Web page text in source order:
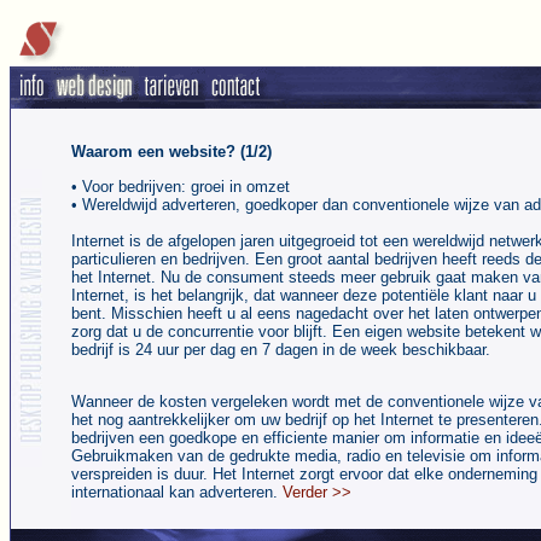
Waarom een website? (1/2)
• Voor bedrijven: groei in omzet
• Wereldwijd adverteren, goedkoper dan conventionele wijze van
Internet is de afgelopen jaren uitgegroeid tot een wereldwijd
particulieren en bedrijven. Een groot aantal bedrijven heeft reeds
het Internet. Nu de consument steeds meer gebruik gaat maken
Internet, is het belangrijk, dat wanneer deze potentiële klant naar
bent. Misschien heeft u al eens nagedacht over het laten
zorg dat u de concurrentie voor blijft. Een eigen website betekent
bedrijf is 24 uur per dag en 7 dagen in de week beschikbaar.
Wanneer de kosten vergeleken wordt met de conventionele wijze
het nog aantrekkelijker om uw bedrijf op het Internet te
bedrijven een goedkope en efficiente manier om informatie en
Gebruikmaken van de gedrukte media, radio en televisie om
verspreiden is duur. Het Internet zorgt ervoor dat elke
internationaal kan adverteren. Verder >>